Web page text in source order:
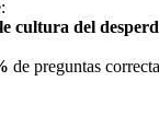
cultura del
de preguntas